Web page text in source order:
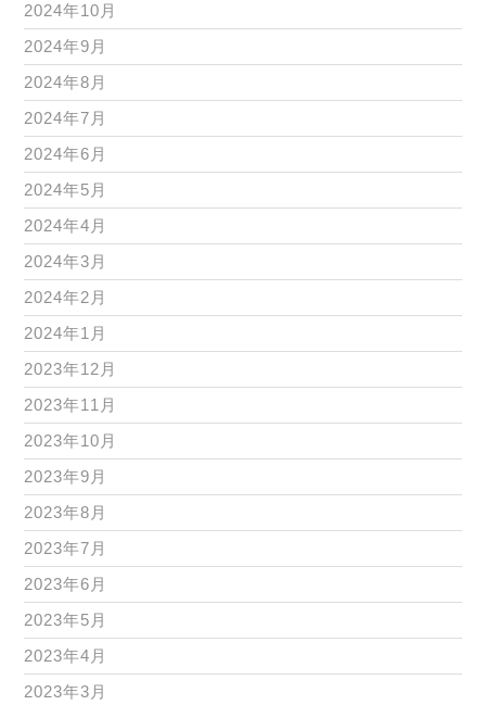
2024年10月
2024年9月
2024年8月
2024年7月
2024年6月
2024年5月
2024年4月
2024年3月
2024年2月
2024年1月
2023年12月
2023年11月
2023年10月
2023年9月
2023年8月
2023年7月
2023年6月
2023年5月
2023年4月
2023年3月